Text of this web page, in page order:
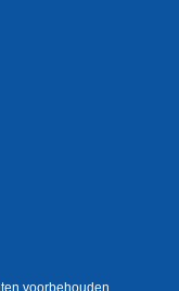
voorbehouden.